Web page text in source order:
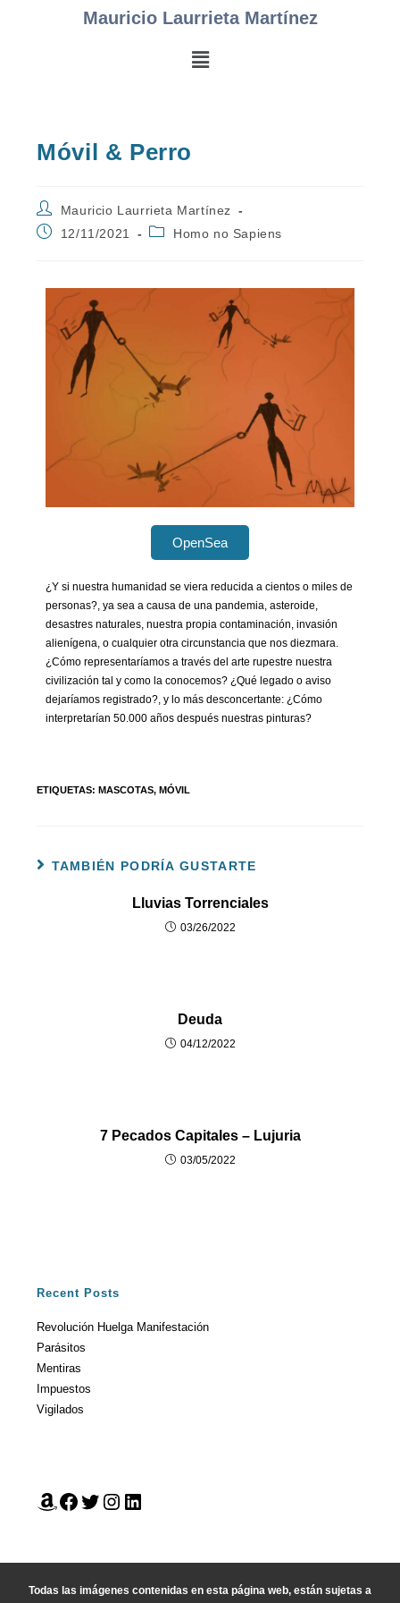
Mauricio Laurrieta Martínez
Móvil & Perro
Mauricio Laurrieta Martínez
12/11/2021
Homo no Sapiens
OpenSea
¿Y si nuestra humanidad se viera reducida a cientos o miles de
personas?, ya sea a causa de una pandemia, asteroide,
desastres naturales, nuestra propia contaminación, invasión
alienígena, o cualquier otra circunstancia que nos diezmara.
¿Cómo representaríamos a través del arte rupestre nuestra
civilización tal y como la conocemos? ¿Qué legado o aviso
dejaríamos registrado?, y lo más desconcertante: ¿Cómo
interpretarían 50.000 años después nuestras pinturas?
ETIQUETAS:MASCOTAS, MÓVIL
TAMBIÉN PODRÍA GUSTARTE
Lluvias Torrenciales
03/26/2022
Deuda
04/12/2022
7 Pecados Capitales – Lujuria
03/05/2022
Recent Posts
Revolución Huelga Manifestación
Parásitos
Mentiras
Impuestos
Vigilados
Todas las imágenes contenidas en esta página web, están sujetas a